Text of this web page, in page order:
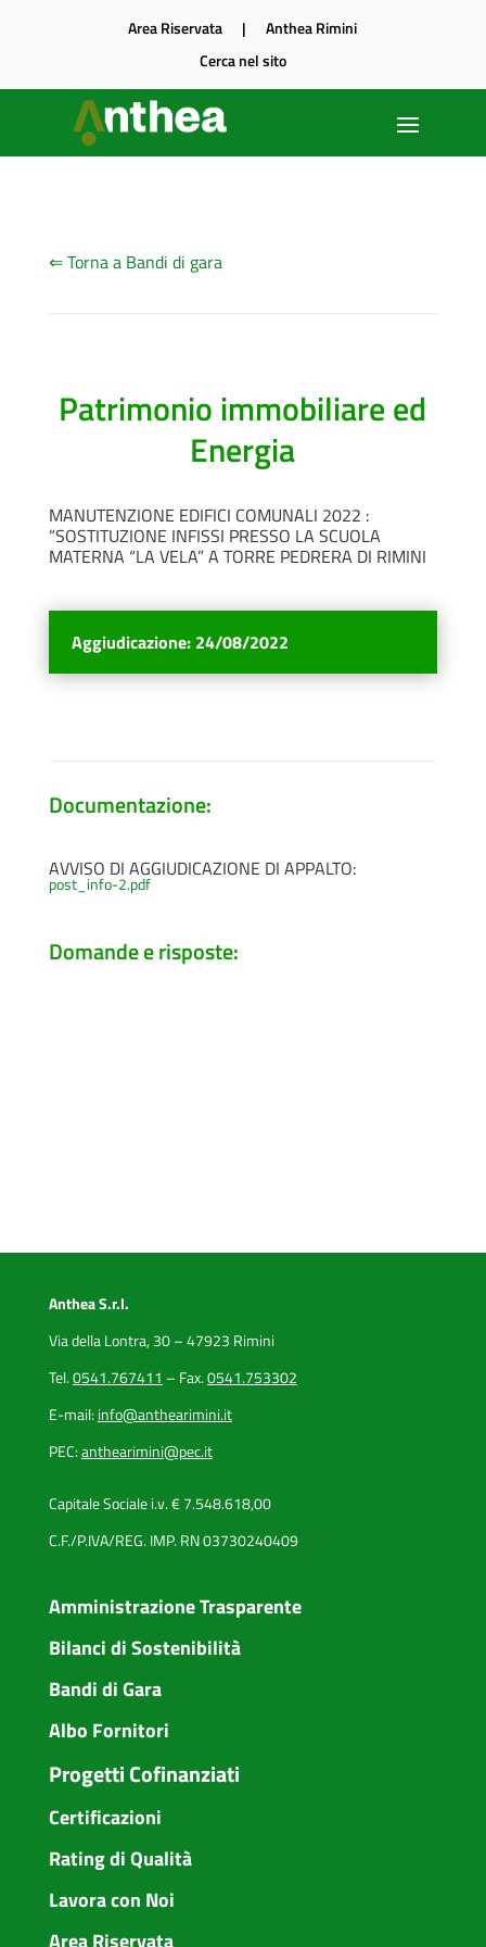
Area Riservata |Anthea Rimini
Cerca nel sito
⇐ Torna a Bandi di gara
Patrimonio immobiliare ed
Energia
MANUTENZIONE EDIFICI COMUNALI 2022 :
“SOSTITUZIONE INFISSI PRESSO LA SCUOLA
MATERNA “LA VELA” A TORRE PEDRERA DI RIMINI
Aggiudicazione: 24/08/2022
Documentazione:
AVVISO DI AGGIUDICAZIONE DI APPALTO:
post_info-2.pdf
Domande e risposte:
Anthea S.r.l.
Via della Lontra, 30 – 47923 Rimini
Tel.0541.767411 – Fax.0541.753302
E-mail: info@anthearimini.it
PEC:anthearimini@pec.it
Capitale Sociale i.v. € 7.548.618,00
C.F./P.IVA/REG. IMP. RN 03730240409
Amministrazione Trasparente
Bilanci di Sostenibilità
Bandi di Gara
Albo Fornitori
Progetti Cofinanziati
Certificazioni
Rating di Qualità
Lavora con Noi
Area Riservata